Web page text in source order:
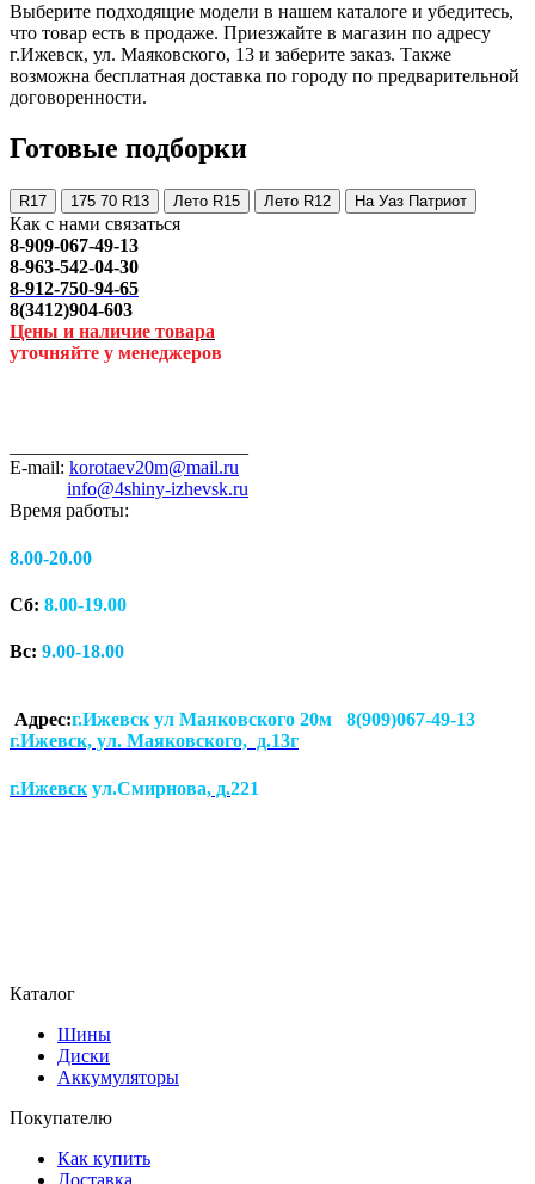
Выберите подходящие модели в нашем каталоге и убедитесь,
что товар есть в продаже. Приезжайте в магазин по адресу
г.Ижевск, ул. Маяковского, 13 и заберите заказ. Также
возможна бесплатная доставка по городу по предварительной
договоренности.
Готовые подборки
R17 175 70 R13 Лето R15 Лето R12 На Уаз Патриот
Как с нами связаться
8-909-067-49-13
8-963-542-04-30
8-912-750-94-65
8(3412)904-603
Цены и наличие товара
уточняйте у менеджеров
E-mail: korotaev20m@mail.ru
info@4shiny-izhevsk.ru
Время работы:
8.00-20.00
Сб: 8.00-19.00
Вс: 9.00-18.00
Адрес:г.Ижевск ул Маяковского 20м 8(909)067-49-13
г.Ижевск, ул. Маяковского, д.13г
г.Ижевск ул.Смирнова, д.221
Каталог
Шины
Диски
Аккумуляторы
Покупателю
Как купить
Доставка